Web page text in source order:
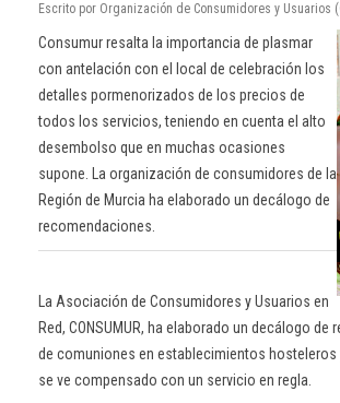
Escrito por Organización de Consumidores y Usuarios
Consumur resalta la importancia de plasmar
con antelación con el local de celebración los
detalles pormenorizados de los precios de
todos los servicios, teniendo en cuenta el alto
desembolso que en muchas ocasiones
supone. La organización de consumidores de la
Región de Murcia ha elaborado un decálogo de
recomendaciones.
La Asociación de Consumidores y Usuarios en
Red, CONSUMUR, ha elaborado un decálogo
de comuniones en establecimientos
se ve compensado con un servicio en regla.